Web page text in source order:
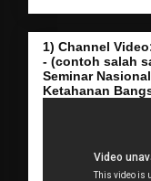
1) Channel
- (contoh salah
Seminar
Ketahanan